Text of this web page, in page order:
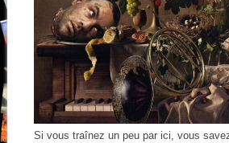
Si vous traînez un peu par ici, vous savez